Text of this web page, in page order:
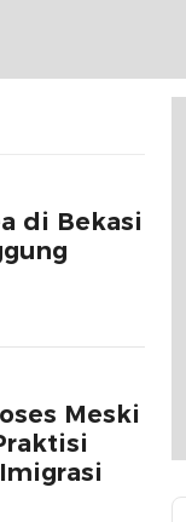
di Bekasi
Meski